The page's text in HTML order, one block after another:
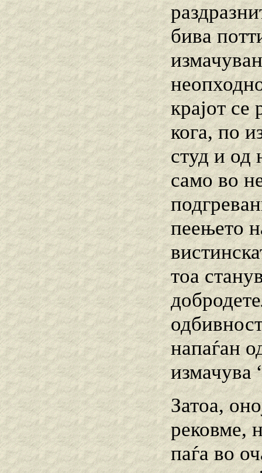
бива
крајот се
кога, по
студ и од
само во
пеењето
тоа
напаѓан
измачува
Затоа,
рековме,
паѓа во